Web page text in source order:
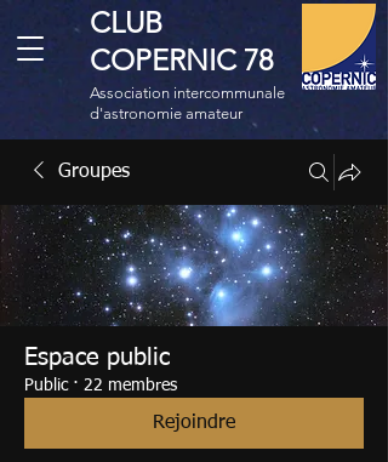
CLUB
COPERNIC 78
Association intercommunale
d'astronomie amateur
Groupes
Espace public
Public · 22 membres
Rejoindre